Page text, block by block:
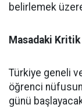
belirlemek
Masadaki
​Türkiye geneli
öğrenci
günü